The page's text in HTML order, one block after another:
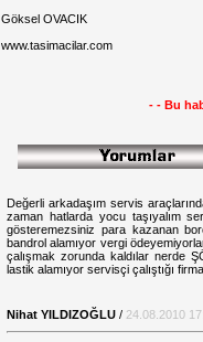
Göksel OVACIK
www.tasimacilar.com
- - Bu
Değerli arkadaşım servis
zaman hatlarda yocu taşıyalım
gösteremezsiniz para kazanan
bandrol alamıyor vergi
çalışmak zorunda kaldılar nerde
lastik alamıyor servisçi çalıştığı
Nihat YILDIZOĞLU / 24.08.2010